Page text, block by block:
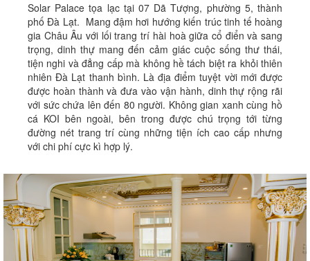
Solar Palace tọa lạc tại 07 Dã Tượng, phường 5, thành
phố Đà Lạt. Mang đậm hơi hướng kiến trúc tinh tế hoàng
gia Châu Âu với lối trang trí hài hoà giữa cổ điển và sang
trọng, dinh thự mang đến cảm giác cuộc sống thư thái,
tiện nghi và đẳng cấp mà không hề tách biệt ra khỏi thiên
nhiên Đà Lạt thanh bình. Là địa điểm tuyệt vời mới được
được hoàn thành và đưa vào vận hành, dinh thự rộng rãi
với sức chứa lên đến 80 người. Không gian xanh cùng hồ
cá KOI bên ngoài, bên trong được chú trọng tới từng
đường nét trang trí cùng những tiện ích cao cấp nhưng
với chi phí cực kì hợp lý.